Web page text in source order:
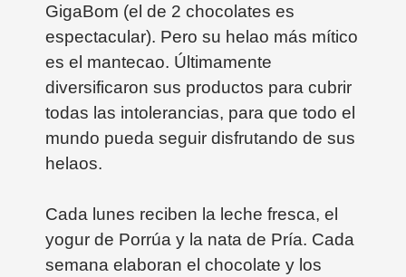
GigaBom (el de 2 chocolates es
espectacular). Pero su helao más mítico
es el mantecao. Últimamente
diversificaron sus productos para cubrir
todas las intolerancias, para que todo el
mundo pueda seguir disfrutando de sus
helaos.
Cada lunes reciben la leche fresca, el
yogur de Porrúa y la nata de Pría. Cada
semana elaboran el chocolate y los